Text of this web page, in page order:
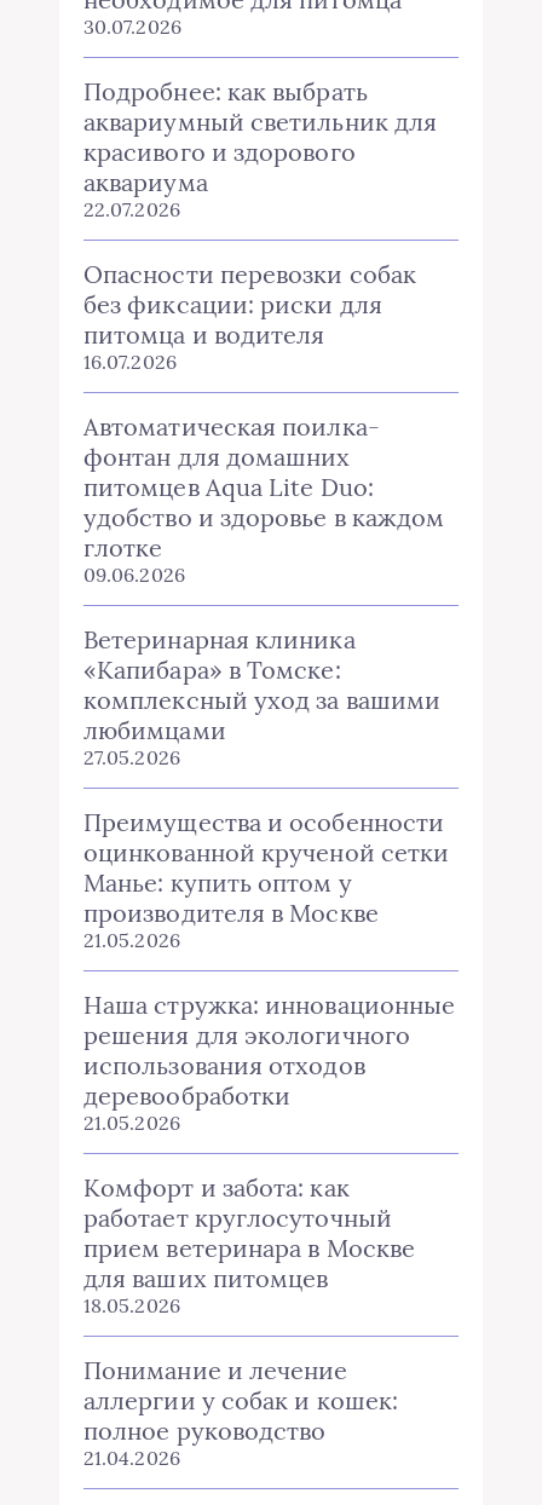
30.07.2026
Подробнее: как выбрать
аквариумный светильник для
красивого и здорового
аквариума
22.07.2026
Опасности перевозки собак
без фиксации: риски для
питомца и водителя
16.07.2026
Автоматическая поилка-
фонтан для домашних
питомцев Aqua Lite Duo:
удобство и здоровье в каждом
глотке
09.06.2026
Ветеринарная клиника
«Капибара» в Томске:
комплексный уход за вашими
любимцами
27.05.2026
Преимущества и особенности
оцинкованной крученой сетки
Манье: купить оптом у
производителя в Москве
21.05.2026
Наша стружка: инновационные
решения для экологичного
использования отходов
деревообработки
21.05.2026
Комфорт и забота: как
работает круглосуточный
прием ветеринара в Москве
для ваших питомцев
18.05.2026
Понимание и лечение
аллергии у собак и кошек:
полное руководство
21.04.2026